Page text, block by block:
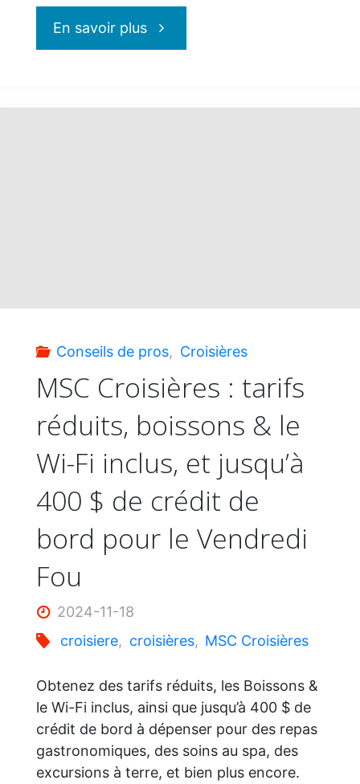
En savoir plus"Les
Conseils de pros, Croisières
MSC Croisières : tarifs
réduits, boissons & le
Wi-Fi inclus, et jusqu’à
400 $ de crédit de
bord pour le Vendredi
Fou
2024-11-18
croisiere, croisières, MSC Croisières
Obtenez des tarifs réduits, les Boissons &
le Wi-Fi inclus, ainsi que jusqu’à 400 $ de
crédit de bord à dépenser pour des repas
gastronomiques, des soins au spa, des
excursions à terre, et bien plus encore.